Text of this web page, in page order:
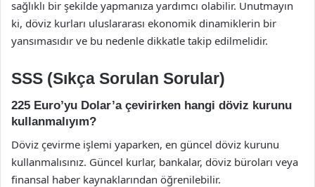
sağlıklı bir şekilde yapmanıza yardımcı olabilir. Unutmayın
ki, döviz kurları uluslararası ekonomik dinamiklerin bir
yansımasıdır ve bu nedenle dikkatle takip edilmelidir.
SSS (Sıkça Sorulan Sorular)
225 Euro’yu Dolar’a çevirirken hangi döviz kurunu
kullanmalıyım?
Döviz çevirme işlemi yaparken, en güncel döviz kurunu
kullanmalısınız. Güncel kurlar, bankalar, döviz büroları veya
finansal haber kaynaklarından öğrenilebilir.